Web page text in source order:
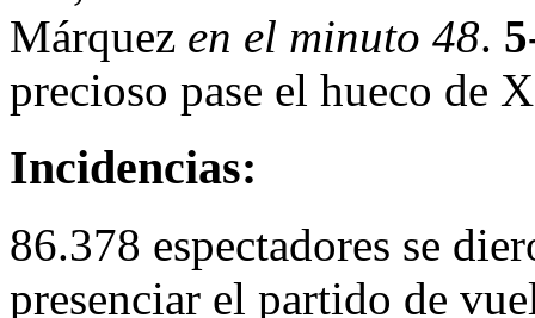
Márquez en el minuto 48.
precioso pase el hueco de
Incidencias:
86.378 espectadores se
presenciar el partido de